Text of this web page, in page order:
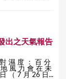
出之天氣報告
濕 度 ： 百 分
風 力 會 在 未
（ 7 月 26 日...